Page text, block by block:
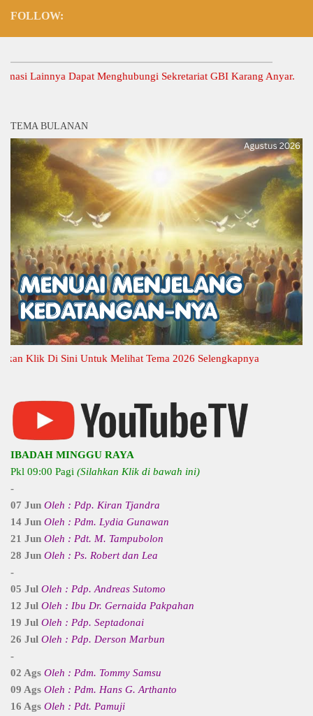
FOLLOW:
Dapat Menghubungi Sekretariat GBI Karang Anyar.
TEMA BULANAN
Di Sini Untuk Melihat Tema 2026 Selengkapnya
IBADAH MINGGU RAYA
Pkl 09:00 Pagi (Silahkan Klik di bawah ini)
-
07 Jun Oleh : Pdp. Kiran Tjandra
14 Jun Oleh : Pdm. Lydia Gunawan
21 Jun Oleh : Pdt. M. Tampubolon
28 Jun Oleh : Ps. Robert dan Lea
-
05 Jul Oleh : Pdp. Andreas Sutomo
12 Jul Oleh : Ibu Dr. Gernaida Pakpahan
19 Jul Oleh : Pdp. Septadonai
26 Jul Oleh : Pdp. Derson Marbun
-
02 Ags Oleh : Pdm. Tommy Samsu
09 Ags Oleh : Pdm. Hans G. Arthanto
16 Ags Oleh : Pdt. Pamuji